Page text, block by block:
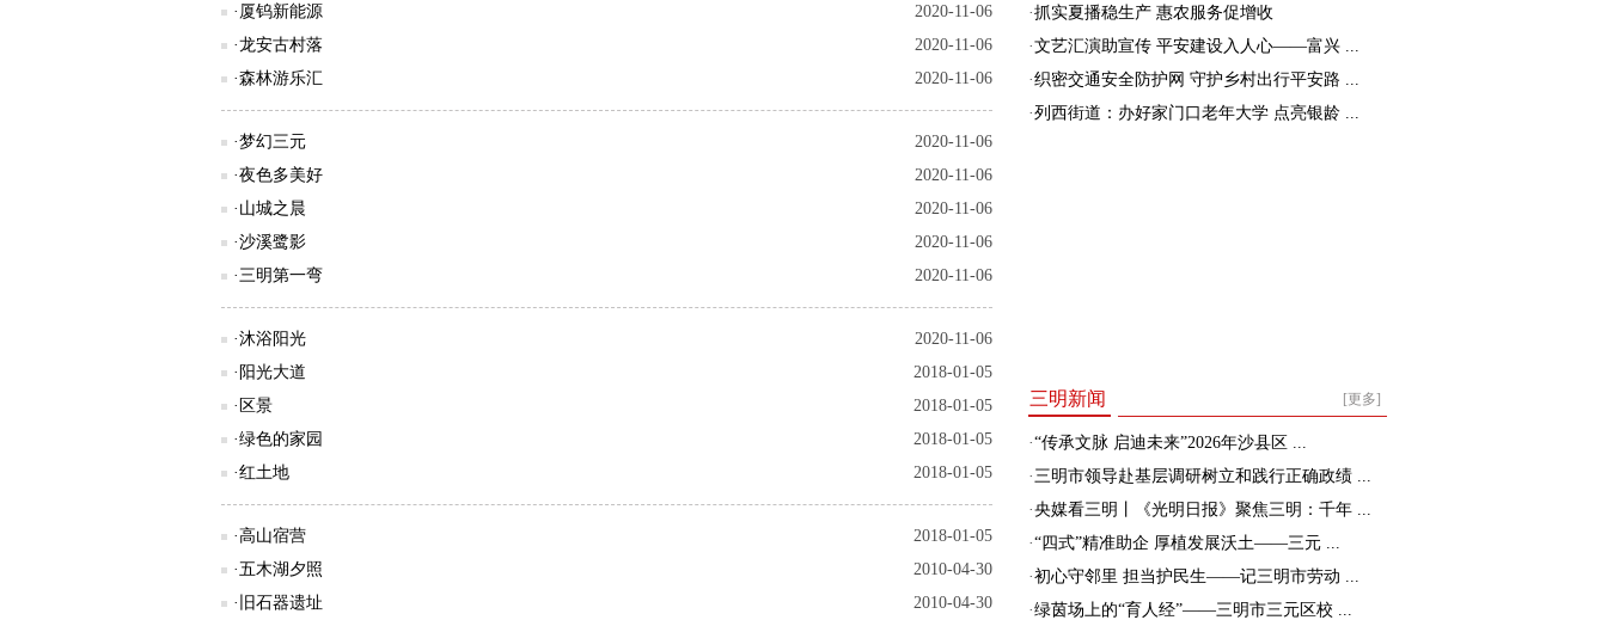
2020-11-06
·厦钨新能源
2020-11-06
·龙安古村落
2020-11-06
·森林游乐汇
2020-11-06
·梦幻三元
2020-11-06
·夜色多美好
2020-11-06
·山城之晨
2020-11-06
·沙溪鹭影
2020-11-06
·三明第一弯
2020-11-06
·沐浴阳光
2018-01-05
·阳光大道
2018-01-05
·区景
2018-01-05
·绿色的家园
2018-01-05
·红土地
2018-01-05
·高山宿营
2010-04-30
·五木湖夕照
2010-04-30
·旧石器遗址
·抓实夏播稳生产 惠农服务促增收
·文艺汇演助宣传 平安建设入人心——富兴 ...
·织密交通安全防护网 守护乡村出行平安路 ...
·列西街道：办好家门口老年大学 点亮银龄 ...
[更多]
三明新闻
·“传承文脉 启迪未来”2026年沙县区 ...
·三明市领导赴基层调研树立和践行正确政绩 ...
·央媒看三明丨《光明日报》聚焦三明：千年 ...
·“四式”精准助企 厚植发展沃土——三元 ...
·初心守邻里 担当护民生——记三明市劳动 ...
·绿茵场上的“育人经”——三明市三元区校 ...